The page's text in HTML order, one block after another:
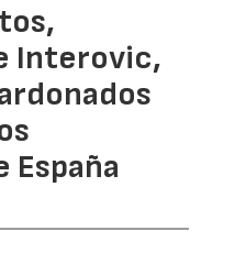
Interovic,
España